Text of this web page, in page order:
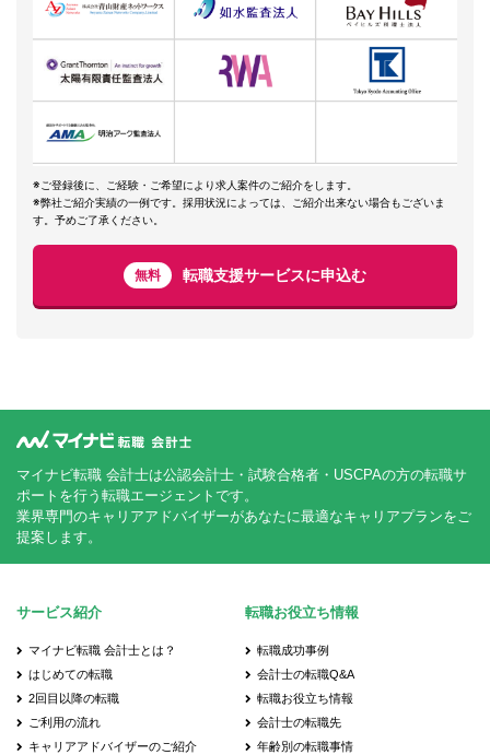
※ご登録後に、ご経験・ご希望により求人案件のご紹介をします。
※弊社ご紹介実績の一例です。採用状況によっては、ご紹介出来ない場合もございま
す。予めご了承ください。
無料 転職支援サービスに申込む
マイナビ転職 会計士は公認会計士・試験合格者・USCPAの方の転職サ
ポートを行う転職エージェントです。
業界専門のキャリアアドバイザーがあなたに最適なキャリアプランをご
提案します。
サービス紹介
マイナビ転職 会計士とは？
はじめての転職
2回目以降の転職
ご利用の流れ
キャリアアドバイザーのご紹介
転職お役立ち情報
転職成功事例
会計士の転職Q&A
転職お役立ち情報
会計士の転職先
年齢別の転職事情